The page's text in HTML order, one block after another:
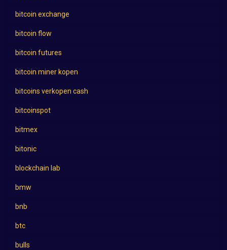
bitcoin exchange
bitcoin flow
bitcoin futures
bitcoin miner kopen
bitcoins verkopen cash
bitcoinspot
bitmex
bitonic
blockchain lab
bmw
bnb
btc
bulls